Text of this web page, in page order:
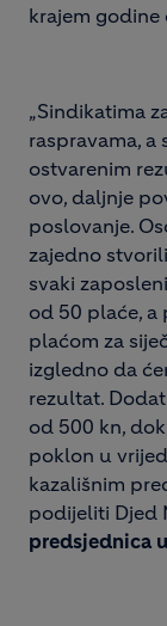
krajem
„Sindikatima
raspravama,
ostvarenim
ovo, daljnje
poslovanje.
zajedno
svaki
od 50 plaće, a
plaćom za
izgledno da
rezultat.
od 500 kn,
poklon u
kazališnim
podijeliti Djed
predsjednica